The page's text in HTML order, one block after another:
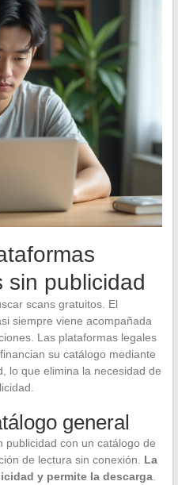
sin publicidad
scans gratuitos. El
siempre viene acompañada
Las plataformas legales
su catálogo mediante
lo que elimina la necesidad de
general
publicidad con un catálogo de
de lectura sin conexión. La
y permite la descarga.